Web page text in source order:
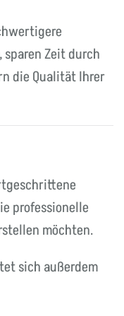
Zeit durch
die Qualität Ihrer
professionelle
möchten.
sich außerdem